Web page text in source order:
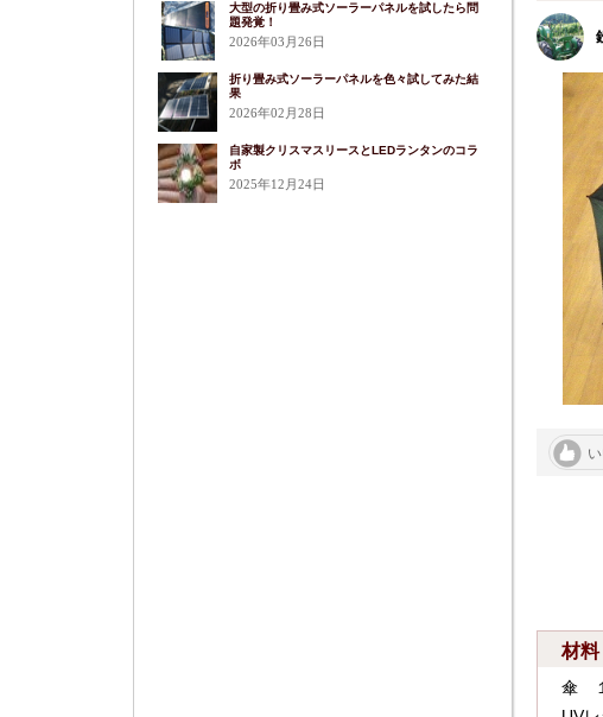
大型の折り畳み式ソーラーパネルを試したら問
題発覚！
2026年03月26日
折り畳み式ソーラーパネルを色々試してみた結
果
2026年02月28日
自家製クリスマスリースとLEDランタンのコラ
ボ
2025年12月24日
材料
傘 １